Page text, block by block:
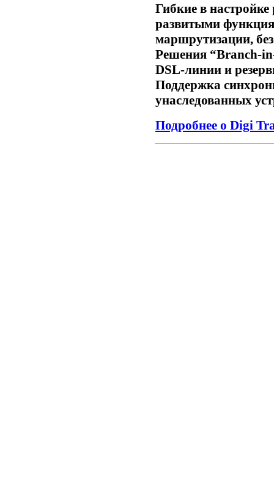
Гибкие в
развитыми
маршрутизации,
Решения “Branch-
DSL-линии и
Поддержка
унаследованных
Подробнее о Digi